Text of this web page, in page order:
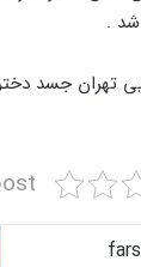
.
تهران جسد